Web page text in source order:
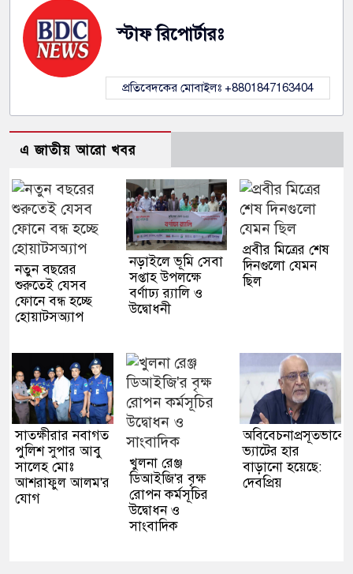
স্টাফ রিপোর্টারঃ
প্রতিবেদকের মোবাইলঃ +8801847163404
এ জাতীয় আরো খবর
নতুন বছরের
শুরুতেই যেসব
ফোনে বন্ধ হচ্ছে
হোয়াটসঅ্যাপ
নড়াইলে ভূমি সেবা
সপ্তাহ উপলক্ষে
বর্ণাঢ্য র‌্যালি ও
উদ্বোধনী
প্রবীর মিত্রের শেষ
দিনগুলো যেমন
ছিল
সাতক্ষীরার নবাগত
পুলিশ সুপার আবু
সালেহ মোঃ
আশরাফুল আলম'র
যোগ
খুলনা রেঞ্জ
ডিআইজি'র বৃক্ষ
রোপন কর্মসূচির
উদ্বোধন ও
সাংবাদিক
অবিবেচনাপ্রসূতভাবে
ভ্যাটের হার
বাড়ানো হয়েছে:
দেবপ্রিয়